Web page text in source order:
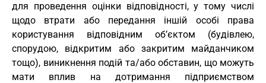
для проведення оцінки відповідності, у тому числі
щодо втрати або передання іншій особі права
користування відповідним об’єктом (будівлею,
спорудою, відкритим або закритим майданчиком
тощо), виникнення подій та/або обставин, що можуть
мати вплив на дотримання підприємством